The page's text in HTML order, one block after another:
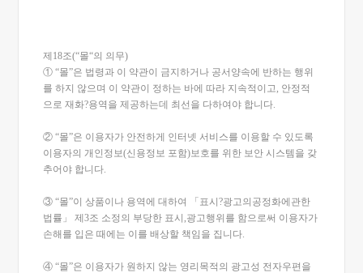
제18조(“몰“의 의무)
① “몰”은 법령과 이 약관이 금지하거나 공서양속에 반하는 행위
를 하지 않으며 이 약관이 정하는 바에 따라 지속적이고, 안정적
으로 재화?용역을 제공하는데 최선을 다하여야 합니다.
② “몰”은 이용자가 안전하게 인터넷 서비스를 이용할 수 있도록
이용자의 개인정보(신용정보 포함)보호를 위한 보안 시스템을 갖
추어야 합니다.
③ “몰”이 상품이나 용역에 대하여 「표시?광고의공정화에관한
법률」 제3조 소정의 부당한 표시,광고행위를 함으로써 이용자가
손해를 입은 때에는 이를 배상할 책임을 집니다.
④ “몰”은 이용자가 원하지 않는 영리목적의 광고성 전자우편을